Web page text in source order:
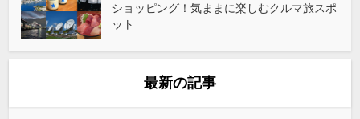
ショッピング！気ままに楽しむクルマ旅スポ
ット
最新の記事